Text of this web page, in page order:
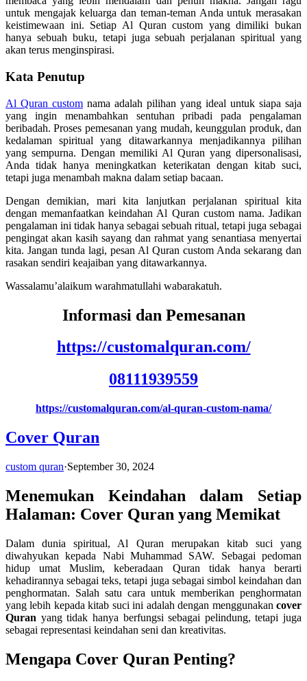
untuk mengajak keluarga dan teman-teman Anda untuk merasakan
keistimewaan ini. Setiap Al Quran custom yang dimiliki bukan
hanya sebuah buku, tetapi juga sebuah perjalanan spiritual yang
akan terus menginspirasi.
Kata Penutup
Al Quran custom nama adalah pilihan yang ideal untuk siapa saja
yang ingin menambahkan sentuhan pribadi pada pengalaman
beribadah. Proses pemesanan yang mudah, keunggulan produk, dan
kedalaman spiritual yang ditawarkannya menjadikannya pilihan
yang sempurna. Dengan memiliki Al Quran yang dipersonalisasi,
Anda tidak hanya meningkatkan keterikatan dengan kitab suci,
tetapi juga menambah makna dalam setiap bacaan.
Dengan demikian, mari kita lanjutkan perjalanan spiritual kita
dengan memanfaatkan keindahan Al Quran custom nama. Jadikan
pengalaman ini tidak hanya sebagai sebuah ritual, tetapi juga sebagai
pengingat akan kasih sayang dan rahmat yang senantiasa menyertai
kita. Jangan tunda lagi, pesan Al Quran custom Anda sekarang dan
rasakan sendiri keajaiban yang ditawarkannya.
Wassalamu’alaikum warahmatullahi wabarakatuh.
Informasi dan Pemesanan
https://customalquran.com/
08111939559
https://customalquran.com/al-quran-custom-nama/
Cover Quran
custom quran·September 30, 2024
Menemukan Keindahan dalam Setiap
Halaman: Cover Quran yang Memikat
Dalam dunia spiritual, Al Quran merupakan kitab suci yang
diwahyukan kepada Nabi Muhammad SAW. Sebagai pedoman
hidup umat Muslim, keberadaan Quran tidak hanya berarti
kehadirannya sebagai teks, tetapi juga sebagai simbol keindahan dan
penghormatan. Salah satu cara untuk memberikan penghormatan
yang lebih kepada kitab suci ini adalah dengan menggunakan cover
Quran yang tidak hanya berfungsi sebagai pelindung, tetapi juga
sebagai representasi keindahan seni dan kreativitas.
Mengapa Cover Quran Penting?